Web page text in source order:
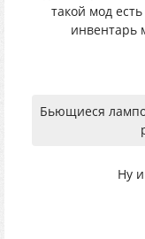
такой мод
инвентарь
Бьющиеся
Ну